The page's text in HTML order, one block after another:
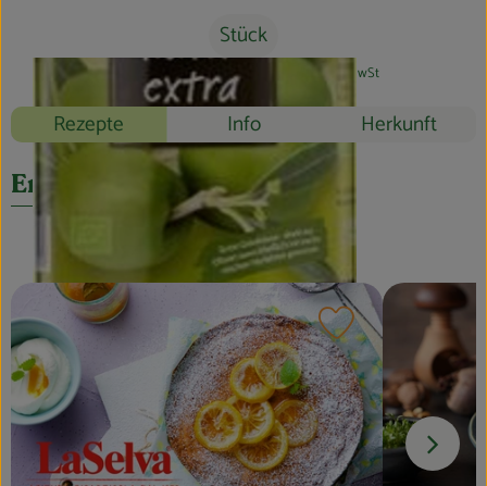
Stück
#46332 12,39 €/ Stück 7% MwSt
Rezepte Info Herkunft
Entdecke passende Rezepte
Rezept zu